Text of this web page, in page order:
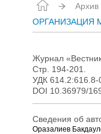
Архив
ОРГАНИЗАЦИЯ
Журнал
Стр. 194-201.
УДК 614.2:616.8-
DOI 10.36979/
Сведения об
Оразалиев